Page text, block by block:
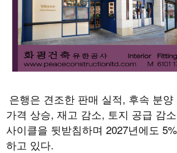
은행은 견조한 판매 실적, 후속 분양
가격 상승, 재고 감소, 토지 공급 감
사이클을 뒷받침하며 2027년에도 5%
하고 있다.